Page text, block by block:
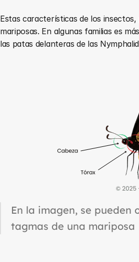
Estas características de los
mariposas. En algunas familias es
las patas delanteras de las
En la imagen, se pueden
tagmas de una mariposa